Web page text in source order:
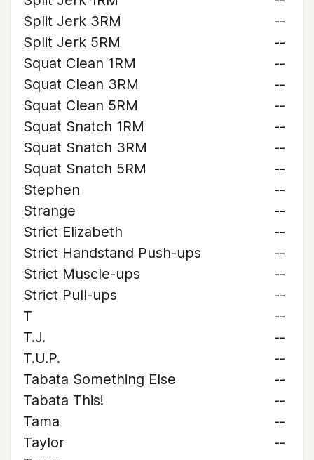
Split Jerk 3RM
--
Split Jerk 5RM
--
Squat Clean 1RM
--
Squat Clean 3RM
--
Squat Clean 5RM
--
Squat Snatch 1RM
--
Squat Snatch 3RM
--
Squat Snatch 5RM
--
Stephen
--
Strange
--
Strict Elizabeth
--
Strict Handstand Push-ups
--
Strict Muscle-ups
--
Strict Pull-ups
--
T
--
T.J.
--
T.U.P.
--
Tabata Something Else
--
Tabata This!
--
Tama
--
Taylor
--